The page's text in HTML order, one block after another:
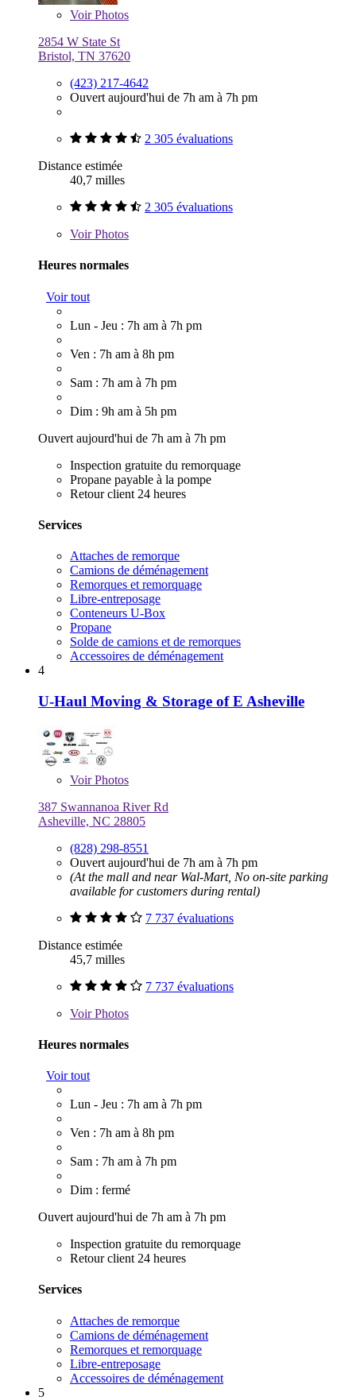
VoirPhotos
2854 W State St
Bristol, TN 37620
(423) 217-4642
Ouvert aujourd'hui de 7h am à 7h pm
2 305 évaluations
Distance estimée
40,7 milles
2 305 évaluations
VoirPhotos
Heures normales
Voir tout
Lun - Jeu : 7h am à 7h pm
Ven : 7h am à 8h pm
Sam : 7h am à 7h pm
Dim : 9h am à 5h pm
Ouvert aujourd'hui de 7h am à 7h pm
Inspection gratuite du remorquage
Propane payable à la pompe
Retour client 24 heures
Services
Attaches de remorque
Camions de déménagement
Remorques et remorquage
Libre-entreposage
Conteneurs U-Box
Propane
Solde de camions et de remorques
Accessoires de déménagement
4
U-Haul Moving & Storage of E Asheville
VoirPhotos
387 Swannanoa River Rd
Asheville, NC 28805
(828) 298-8551
Ouvert aujourd'hui de 7h am à 7h pm
(At the mall and near Wal-Mart, No on-site parking
available for customers during rental)
7 737 évaluations
Distance estimée
45,7 milles
7 737 évaluations
VoirPhotos
Heures normales
Voir tout
Lun - Jeu : 7h am à 7h pm
Ven : 7h am à 8h pm
Sam : 7h am à 7h pm
Dim : fermé
Ouvert aujourd'hui de 7h am à 7h pm
Inspection gratuite du remorquage
Retour client 24 heures
Services
Attaches de remorque
Camions de déménagement
Remorques et remorquage
Libre-entreposage
Accessoires de déménagement
5